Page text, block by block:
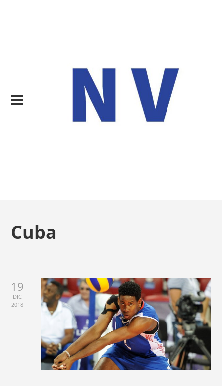
Cuba
19
DIC
2018